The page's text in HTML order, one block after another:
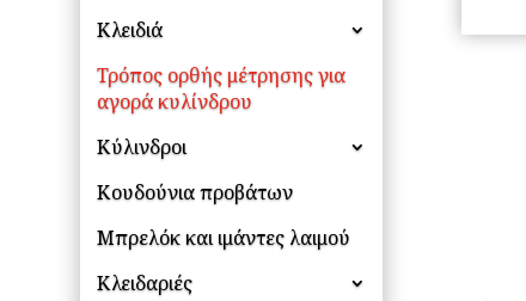
Κλειδιά
Τρόπος ορθής μέτρησης για
αγορά κυλίνδρου
Κύλινδροι
Κουδούνια προβάτων
Μπρελόκ και ιμάντες λαιμού
Κλειδαριές